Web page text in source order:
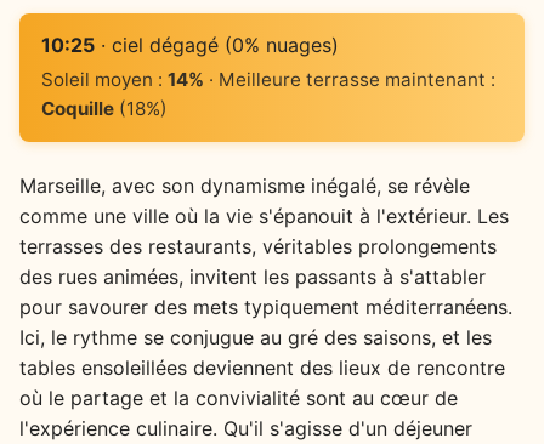
10:25· ciel dégagé (0% nuages)
Soleil moyen : 14% · Meilleure terrasse maintenant :
Coquille(18%)
Marseille, avec son dynamisme inégalé, se révèle
comme une ville où la vie s'épanouit à l'extérieur. Les
terrasses des restaurants, véritables prolongements
des rues animées, invitent les passants à s'attabler
pour savourer des mets typiquement méditerranéens.
Ici, le rythme se conjugue au gré des saisons, et les
tables ensoleillées deviennent des lieux de rencontre
où le partage et la convivialité sont au cœur de
l'expérience culinaire. Qu'il s'agisse d'un déjeuner